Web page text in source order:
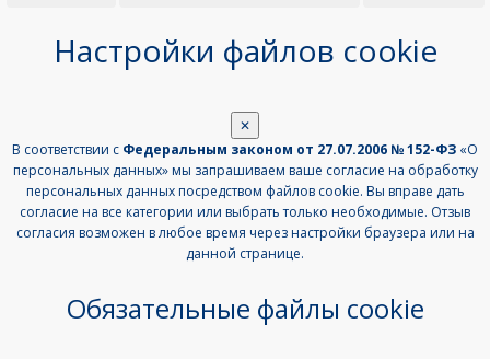
Настройки файлов cookie
✕
В соответствии с Федеральным законом от 27.07.2006 № 152-ФЗ «О
персональных данных» мы запрашиваем ваше согласие на обработку
персональных данных посредством файлов cookie. Вы вправе дать
согласие на все категории или выбрать только необходимые. Отзыв
согласия возможен в любое время через настройки браузера или на
данной странице.
Обязательные файлы cookie